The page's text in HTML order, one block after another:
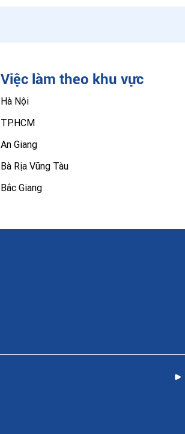
Việc làm theo khu vực
Hà Nội
TP.HCM
An Giang
Bà Rịa Vũng Tàu
Bắc Giang